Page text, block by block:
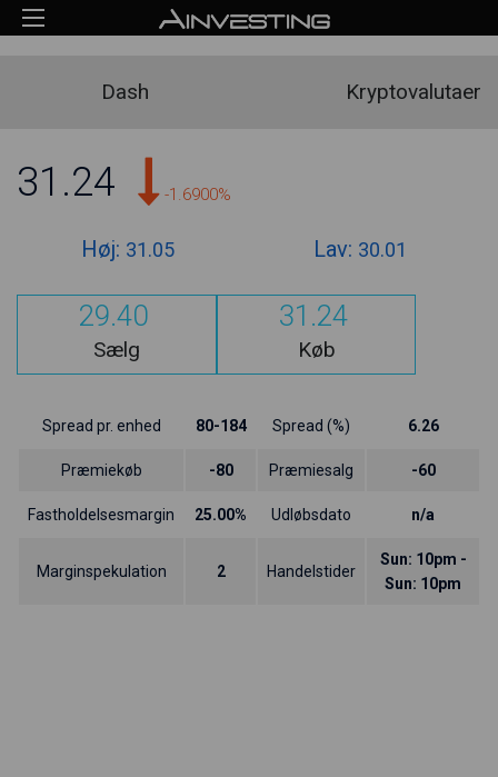
Dash Kryptovalutaer
31.24 -1.6900%
Høj: 31.05 Lav: 30.01
29.40
Sælg
31.24
Køb
Spread pr. enhed 80-184 Spread (%) 6.26
Præmiekøb -80 Præmiesalg -60
Fastholdelsesmargin 25.00% Udløbsdato n/a
Marginspekulation 2 Handelstider
Sun: 10pm -
Sun: 10pm